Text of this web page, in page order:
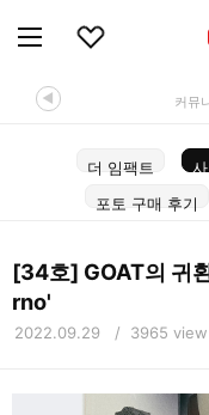
커뮤
◀
더 임팩트
포토 구매 후기
[34호] GOAT의 귀
rno'
2022.09.29 / 3965 view